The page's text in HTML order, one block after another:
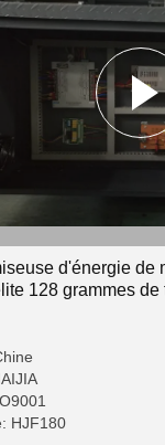
d'énergie de
128 grammes de
HJF180